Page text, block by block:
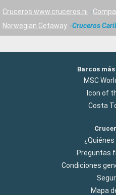
Cruceros www.cruceros.ni
Norwegian Getaway
Cruceros
Barcos
MSC
Icon of
Costa
Preguntas
Condiciones
Mapa